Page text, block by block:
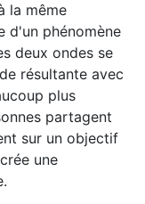
la même
d'un phénomène
deux ondes se
résultante avec
plus
partagent
sur un objectif
une